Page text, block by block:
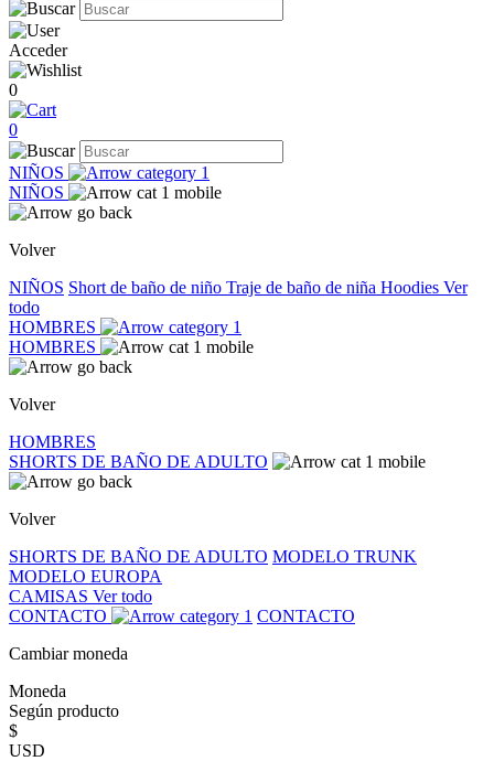
Acceder
0
0
NIÑOS
NIÑOS
Volver
NIÑOS Short de baño de niño Traje de baño de niña Hoodies Ver
todo
HOMBRES
HOMBRES
Volver
HOMBRES
SHORTS DE BAÑO DE ADULTO
Volver
SHORTS DE BAÑO DE ADULTO MODELO TRUNK
MODELO EUROPA
CAMISAS Ver todo
CONTACTO
CONTACTO
Cambiar moneda
Moneda
Según producto
$
USD